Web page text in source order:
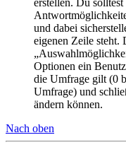
und dabei
eigenen Zeile steht.
Optionen ein
die Umfrage gilt (0
Umfrage) und
ändern können.
Nach oben